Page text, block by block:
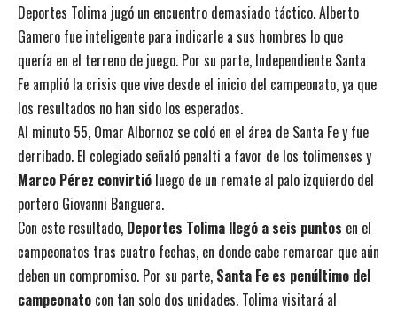
Deportes Tolima jugó un encuentro demasiado táctico. Alberto
Gamero fue inteligente para indicarle a sus hombres lo que
quería en el terreno de juego. Por su parte, Independiente Santa
Fe amplió la crisis que vive desde el inicio del campeonato, ya que
los resultados no han sido los esperados.
Al minuto 55, Omar Albornoz se coló en el área de Santa Fe y fue
derribado. El colegiado señaló penalti a favor de los tolimenses y
Marco Pérez convirtió luego de un remate al palo izquierdo del
portero Giovanni Banguera.
Con este resultado, Deportes Tolima llegó a seis puntos en el
campeonatos tras cuatro fechas, en donde cabe remarcar que aún
deben un compromiso. Por su parte, Santa Fe es penúltimo del
campeonato con tan solo dos unidades. Tolima visitará al